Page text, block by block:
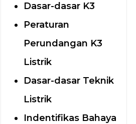
Dasar-dasar K3
Peraturan
Perundangan K3
Listrik
Dasar-dasar Teknik
Listrik
Indentifikas Bahaya